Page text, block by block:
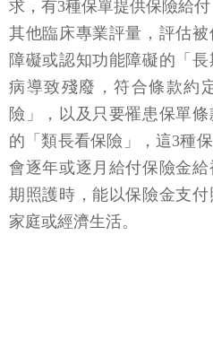
求，有3種保單提供保險給
其他臨床專業評量，評估
障礙或認知功能障礙的「
病導致殘廢，符合條款約
險」，以及只要罹患保單
的「類長看保險」，這3種
會逐年或逐月給付保險金
期照護時，能以保險金支
家庭或經濟生活。